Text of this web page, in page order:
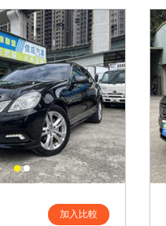
加入比較